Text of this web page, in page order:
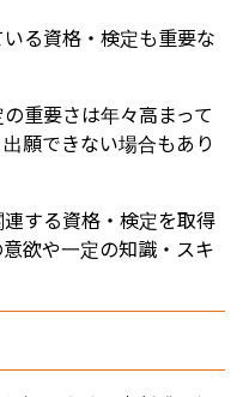
る資格・検定も重要な
重要さは年々高まって
願できない場合もあり
する資格・検定を取得
欲や一定の知識・スキ